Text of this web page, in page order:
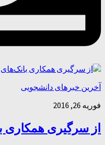
آخرین خبرهای دانشجویی
فوریه 26, 2016
از سرگیری همکاری